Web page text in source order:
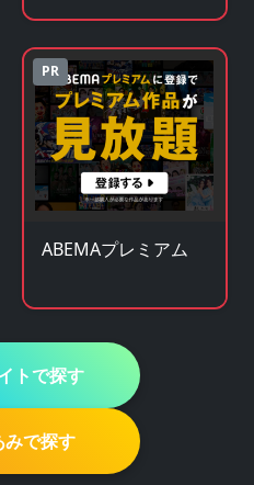
ます！
PR
ABEMAプレミアム
トで探す
みで探す